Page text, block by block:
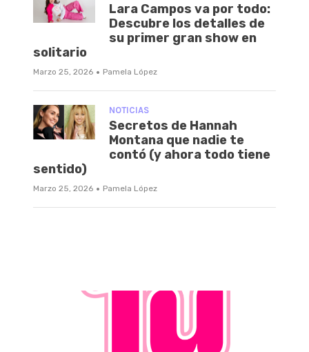
Lara Campos va por todo:
Descubre los detalles de
su primer gran show en
solitario
Marzo 25, 2026 · Pamela López
NOTICIAS
Secretos de Hannah
Montana que nadie te
contó (y ahora todo tiene
sentido)
Marzo 25, 2026 · Pamela López